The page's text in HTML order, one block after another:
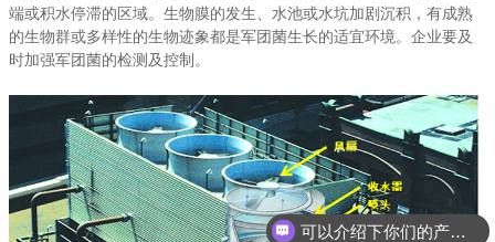
端或积水停滞的区域。生物膜的发生、水池或水坑加剧沉积，有成熟
的生物群或多样性的生物迹象都是军团菌生长的适宜环境。企业要及
时加强军团菌的检测及控制。
首页 废水处理 案例 技术 安峰 联系
端或积水停滞的区域。生物膜的发生、水池或水坑加剧沉积，有成熟
的生物群或多样性的生物迹象都是军团菌生长的适宜环境。企业要及
时加强军团菌的检测及控制。
可以介绍下你们的产品么？